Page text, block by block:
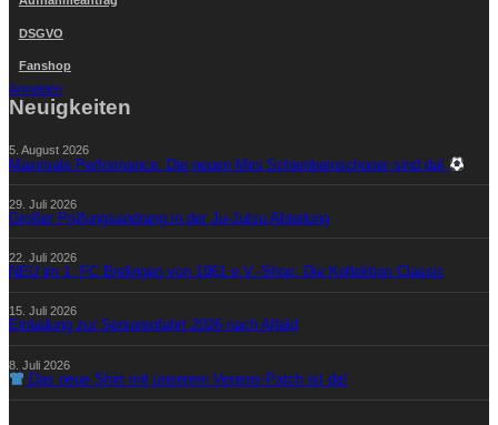
DSGVO
Fanshop
Anmelden
Neuigkeiten
5. August 2026
Maximale Performance: Die neuen Mini Schienbeinschoner sind da!
29. Juli 2026
Großer Prüfungsandrang in der Ju-Jutsu Abteilung
22. Juli 2026
NEU im 1. FC Brelingen von 1961 e.V.-Shop: Die Kollektion Classic
15. Juli 2026
Einladung zur Seniorenfahrt 2026 nach Alfeld
8. Juli 2026
Das neue Shirt mit unserem Vereins-Patch ist da!